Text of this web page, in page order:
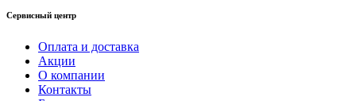
Сервисный центр
Оплата и доставка
Акции
О компании
Контакты